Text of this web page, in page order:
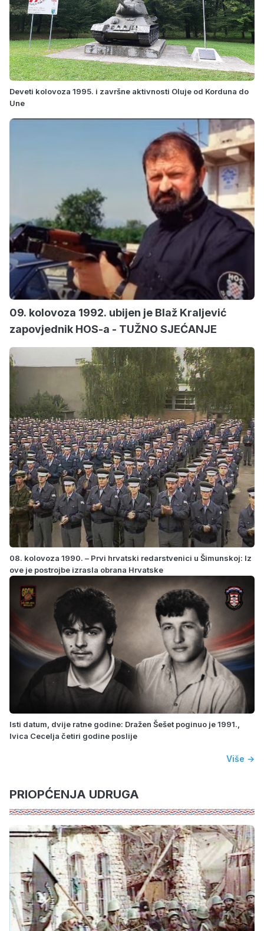
Deveti kolovoza 1995. i završne aktivnosti Oluje od Korduna do
Une
09. kolovoza 1992. ubijen je Blaž Kraljević
zapovjednik HOS-a - TUŽNO SJEĆANJE
08. kolovoza 1990. – Prvi hrvatski redarstvenici u Šimunskoj: Iz
ove je postrojbe izrasla obrana Hrvatske
Isti datum, dvije ratne godine: Dražen Šešet poginuo je 1991.,
Ivica Cecelja četiri godine poslije
Više →
PRIOPĆENJA UDRUGA